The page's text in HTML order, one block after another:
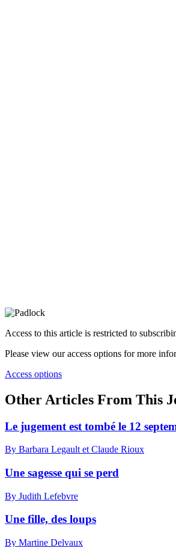
Access to this article is restricted to
Please view our access options for more
Access options
Other Articles From This
Le jugement est tombé le 12
By Barbara Legault et Claude Rioux
Une sagesse qui se perd
By Judith Lefebvre
Une fille, des loups
By Martine Delvaux